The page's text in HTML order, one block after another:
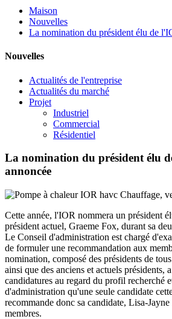
Maison
Nouvelles
La nomination du président élu de
Nouvelles
Actualités de l'entreprise
Actualités du marché
Projet
Industriel
Commercial
Résidentiel
La nomination du président élu
annoncée
Cette année, l'IOR nommera un président
président actuel, Graeme Fox, durant sa
Le Conseil d'administration est chargé
de formuler une recommandation aux
nomination, composé des présidents de
ainsi que des anciens et actuels présidents,
candidatures au regard du profil recherché
d'administration qu'une seule candidate
recommande donc sa candidate, Lisa-
membres.